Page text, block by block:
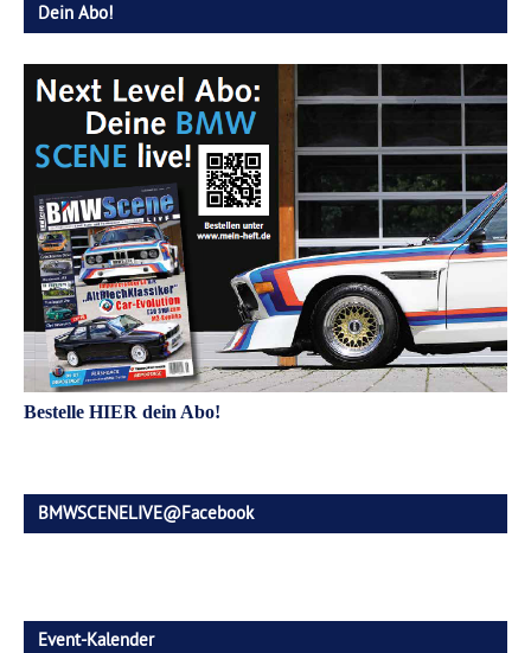
Dein Abo!
Bestelle HIER dein Abo!
BMWSCENELIVE@Facebook
Event-Kalender